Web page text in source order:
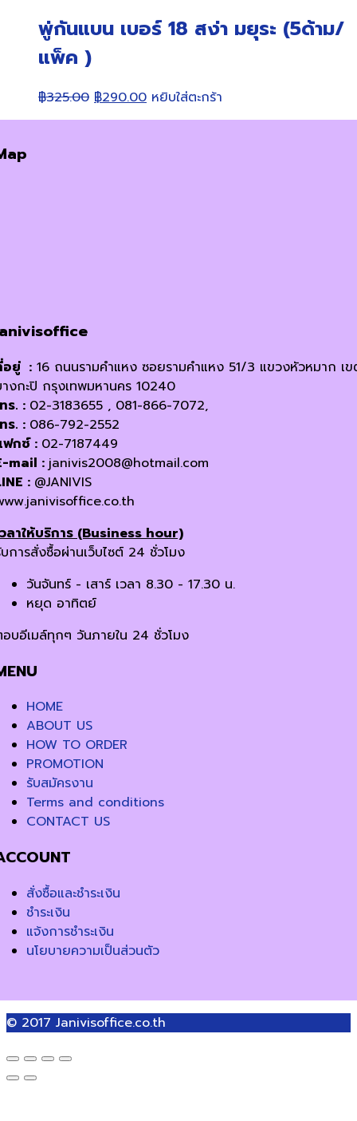
พู่กันแบน เบอร์ 18 สง่า มยุระ (5ด้าม/
แพ็ค )
฿325.00 Original
price
฿290.00Current
price
หยิบใส่ตะกร้า
อยู่ : 16 ถนนรามคำแหง ซอยรามคำแหง 51/3 แขวงหัวหมาก เ
งกะปิ กรุงเทพมหานคร 10240
ร. : 02-3183655 , 081-866-7072,
ร. : 086-792-2552
กซ์ : 02-7187449
mail : janivis2008@hotmail.com
: @JANIVIS
ลาให้บริการ (Business hour)
การสั่งซื้อผ่านเว็บไซต์ 24 ชั่วโมง
วันจันทร์ - เสาร์ เวลา 8.30 - 17.30 น.
หยุด อาทิตย์
บอีเมล์ทุกๆ วันภายใน 24 ชั่วโมง
HOME
ABOUT US
HOW TO ORDER
PROMOTION
รับสมัครงาน
Terms and conditions
CONTACT US
สั่งซื้อและชำระเงิน
ชำระเงิน
แจ้งการชำระเงิน
นโยบายความเป็นส่วนตัว
© 2017 Janivisoffice.co.th